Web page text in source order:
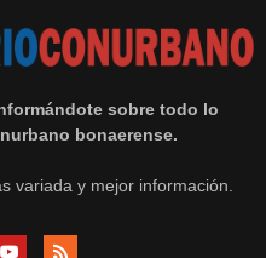
sobre todo lo
bonaerense.
variada y mejor información.